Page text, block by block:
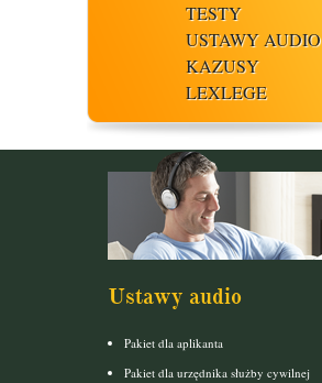
TESTY
USTAWY AUDIO
KAZUSY
LEXLEGE
Ustawy audio
Pakiet dla aplikanta
Pakiet dla urzędnika służby cywilnej